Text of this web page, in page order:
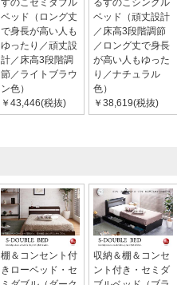
すのこセミダブル
ベッド（ロング丈
で身長が高い人も
ゆったり／頑丈設
計／床高3段階調
節／ライトブラウ
ン色）
￥43,446(税抜)
るすのこシングル
ベッド（頑丈設計
／床高3段階調節
／ロング丈で身長
が高い人もゆった
り／ナチュラル
色）
￥38,619(税抜)
棚＆コンセント付
きローベッド・セ
収納＆棚＆コンセ
ント付き・セミダ